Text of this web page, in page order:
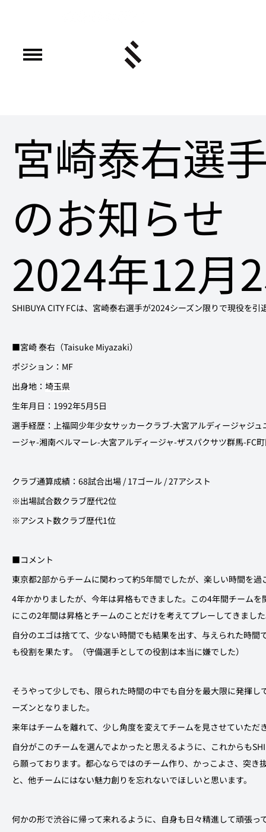
宮崎泰右選
のお知らせ
2024年12月
SHIBUYA CITY FCは、宮崎泰右選手が2024シーズン限りで現役を引
■宮崎 泰右（Taisuke Miyazaki）
ポジション：MF
出身地： 埼玉県
生年月日：1992年5月5日
選手経歴： 上福岡少年少女サッカークラブ-大宮アルディージャジ
ージャ-湘南ベルマーレ-大宮アルディージャ-ザスパクサツ群馬-FC
クラブ通算成績：68試合出場 / 17ゴール / 27アシスト
※出場試合数クラブ歴代2位
※アシスト数クラブ歴代1位
■コメント
東京都2部からチームに関わって約5年間でしたが、楽しい時間を
4年かかりましたが、今年は昇格もできました。この4年間チーム
にこの2年間は昇格とチームのことだけを考えてプレーしてきまし
自分のエゴは捨てて、少ない時間でも結果を出す、与えられた時
も役割を果たす。（守備選手としての役割は本当に嫌でした）
そうやって少しでも、限られた時間の中でも自分を最大限に発揮
ーズンとなりました。
来年はチームを離れて、少し角度を変えてチームを見させていただ
自分がこのチームを選んでよかったと思えるように、これからも
ら願っております。都心ならではのチーム作り、かっこよさ、突
と、他チームにはない魅力創りを忘れないでほしいと思います。
何かの形で渋谷に帰って来れるように、自身も日々精進して頑張っ